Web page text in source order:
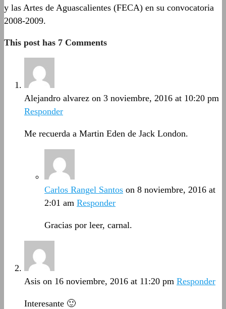
y las Artes de Aguascalientes (FECA) en su convocatoria
2008-2009.
This post has 7 Comments
Alejandro alvarez on 3 noviembre, 2016 at 10:20 pm
Responder
Me recuerda a Martin Eden de Jack London.
Carlos Rangel Santos on 8 noviembre, 2016 at
2:01 am Responder
Gracias por leer, carnal.
Asis on 16 noviembre, 2016 at 11:20 pm Responder
Interesante 🙂